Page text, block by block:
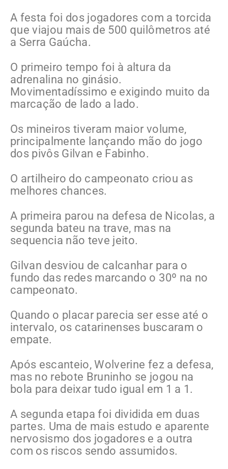
A festa foi dos jogadores com a torcida
que viajou mais de 500 quilômetros até
a Serra Gaúcha.
O primeiro tempo foi à altura da
adrenalina no ginásio.
Movimentadíssimo e exigindo muito da
marcação de lado a lado.
Os mineiros tiveram maior volume,
principalmente lançando mão do jogo
dos pivôs Gilvan e Fabinho.
O artilheiro do campeonato criou as
melhores chances.
A primeira parou na defesa de Nicolas, a
segunda bateu na trave, mas na
sequencia não teve jeito.
Gilvan desviou de calcanhar para o
fundo das redes marcando o 30º na no
campeonato.
Quando o placar parecia ser esse até o
intervalo, os catarinenses buscaram o
empate.
Após escanteio, Wolverine fez a defesa,
mas no rebote Bruninho se jogou na
bola para deixar tudo igual em 1 a 1.
A segunda etapa foi dividida em duas
partes. Uma de mais estudo e aparente
nervosismo dos jogadores e a outra
com os riscos sendo assumidos.